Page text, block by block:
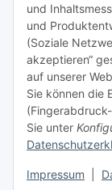
Nachfüllpreise
Refillservice
TiDis
TiDis PC &
TiDis eScooter
und
und
(Soziale
akzeptieren“
auf unserer
Sie können die
Sie unter
Impressum